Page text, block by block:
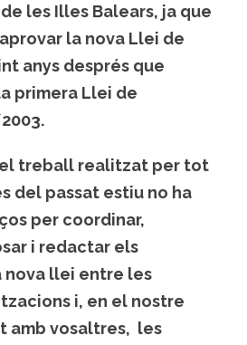
les Illes Balears, ja que
la nova Llei de
anys després que
primera Llei de
treball realitzat per tot
del passat estiu no ha
per coordinar,
i redactar els
llei entre les
i, en el nostre
amb vosaltres, les